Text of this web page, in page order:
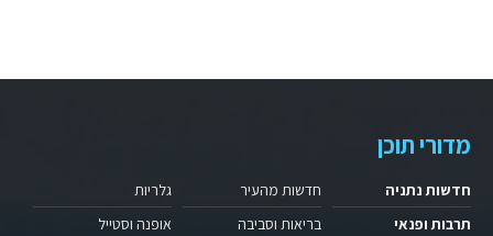
מדורי תוכן
חדשות נתניה
תרבות ופנאי
חדשות מהעיר
בריאות וסביבה
גלריות
אופנה וסטייל